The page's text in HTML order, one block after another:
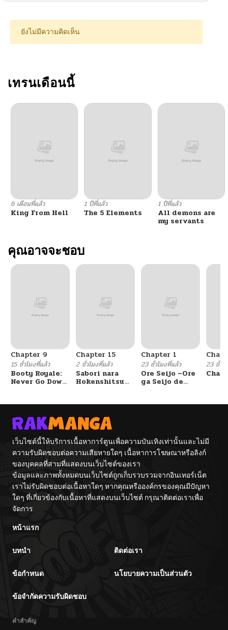
ตอนที่ 5 02/21/2026
ตอนที่ 3
ตอนที่ 2
ยังไม่มีความคิดเห็น
เทรนเดือนนี้
6 เดือนที่แล้ว
King From Hell
1 ปีที่แล้ว
The 5 Elements
1 ปีที่แล้ว
All demons are
my servants
คุณอาจจะชอบ
Chapter 9
15 ชั่วโมงที่แล้ว
Booty Royale:
Never Go Down
Chapter 15
2 ชั่วโมงที่แล้ว
Sabori nara
Hokenshitsu
Chapter 1
23 ชั่วโมงที่แล้ว
Ore Seijo ~Ore
ga Seijo de
Tag Otome
23 ชั่วโ
เว็บไซต์นี้ให้บริการเนื้อหาการ์ตูนเพื่อความบันเทิงเท่านั้นและไม่มี
ความรับผิดชอบต่อความเสียหายใดๆ เนื้อหาการโฆษณาหรือลิงก์
ของบุคคลที่สามที่แสดงบนเว็บไซต์ของเรา
ข้อมูลและภาพทั้งหมดบนเว็บไซต์ถูกเก็บรวบรวมจากอินเทอร์เน็ต
เราไม่รับผิดชอบต่อเนื้อหาใดๆ หากคุณหรือองค์กรของคุณมีปัญหา
ใดๆ ที่เกี่ยวข้องกับเนื้อหาที่แสดงบนเว็บไซต์ กรุณาติดต่อเราเพื่อ
จัดการ
หน้าแรก
บทนำ ติดต่อเรา
ข้อกำหนด นโยบายความเป็นส่วนตัว
ข้อจำกัดความรับผิดชอบ
คำสำคัญ